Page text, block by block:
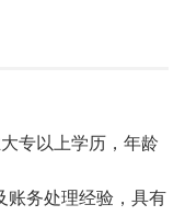
专以上学历，年龄
账务处理经验，具有